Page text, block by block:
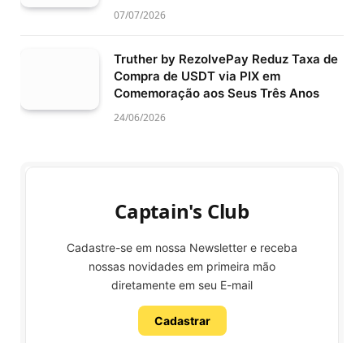
07/07/2026
Truther by RezolvePay Reduz Taxa de
Compra de USDT via PIX em
Comemoração aos Seus Três Anos
24/06/2026
Captain's Club
Cadastre-se em nossa Newsletter e receba
nossas novidades em primeira mão
diretamente em seu E-mail
Cadastrar